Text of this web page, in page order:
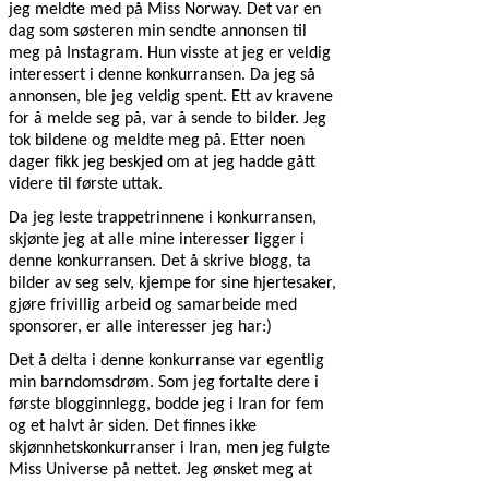
jeg meldte med på Miss Norway. Det var en
dag som søsteren min sendte annonsen til
meg på Instagram. Hun visste at jeg er veldig
interessert i denne konkurransen. Da jeg så
annonsen, ble jeg veldig spent. Ett av kravene
for å melde seg på, var å sende to bilder. Jeg
tok bildene og meldte meg på. Etter noen
dager fikk jeg beskjed om at jeg hadde gått
videre til første uttak.
Da jeg leste trappetrinnene i konkurransen,
skjønte jeg at alle mine interesser ligger i
denne konkurransen. Det å skrive blogg, ta
bilder av seg selv, kjempe for sine hjertesaker,
gjøre frivillig arbeid og samarbeide med
sponsorer, er alle interesser jeg har:)
Det å delta i denne konkurranse var egentlig
min barndomsdrøm. Som jeg fortalte dere i
første blogginnlegg, bodde jeg i Iran for fem
og et halvt år siden. Det finnes ikke
skjønnhetskonkurranser i Iran, men jeg fulgte
Miss Universe på nettet. Jeg ønsket meg at